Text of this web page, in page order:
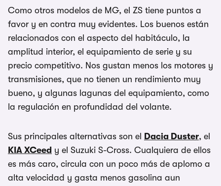
Como otros modelos de MG, el ZS tiene puntos a
favor y en contra muy evidentes. Los buenos están
relacionados con el aspecto del habitáculo, la
amplitud interior, el equipamiento de serie y su
precio competitivo. Nos gustan menos los motores y
transmisiones, que no tienen un rendimiento muy
bueno, y algunas lagunas del equipamiento, como
la regulación en profundidad del volante.
Sus principales alternativas son el Dacia Duster, el
KIA XCeed y el Suzuki S-Cross. Cualquiera de ellos
es más caro, circula con un poco más de aplomo a
alta velocidad y gasta menos gasolina aun